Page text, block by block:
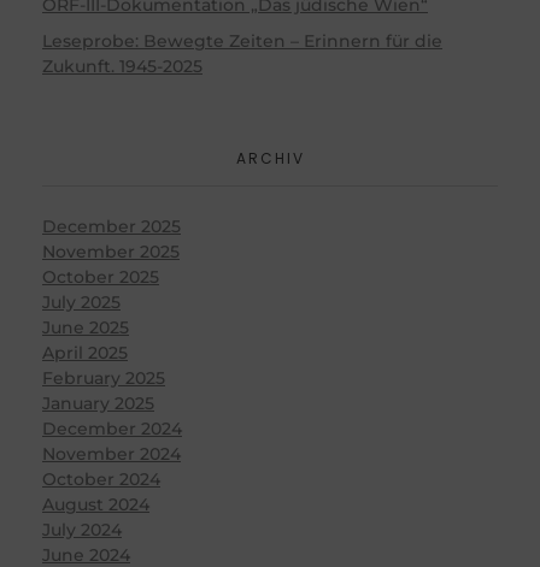
ORF-III-Dokumentation „Das jüdische Wien“
Leseprobe: Bewegte Zeiten – Erinnern für die
Zukunft. 1945-2025
ARCHIV
December 2025
November 2025
October 2025
July 2025
June 2025
April 2025
February 2025
January 2025
December 2024
November 2024
October 2024
August 2024
July 2024
June 2024